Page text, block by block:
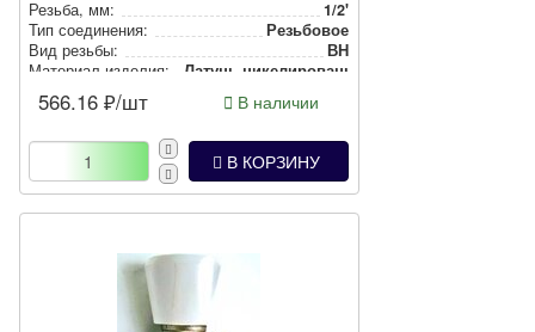
Резьба, мм:
1/2'
Тип соединения:
Резьбовое
Вид резьбы:
ВН
Материал изделия:
Латунь ни­ке­ли­ро­ван­ная
566.16 ₽/шт В наличии
В КОРЗИНУ